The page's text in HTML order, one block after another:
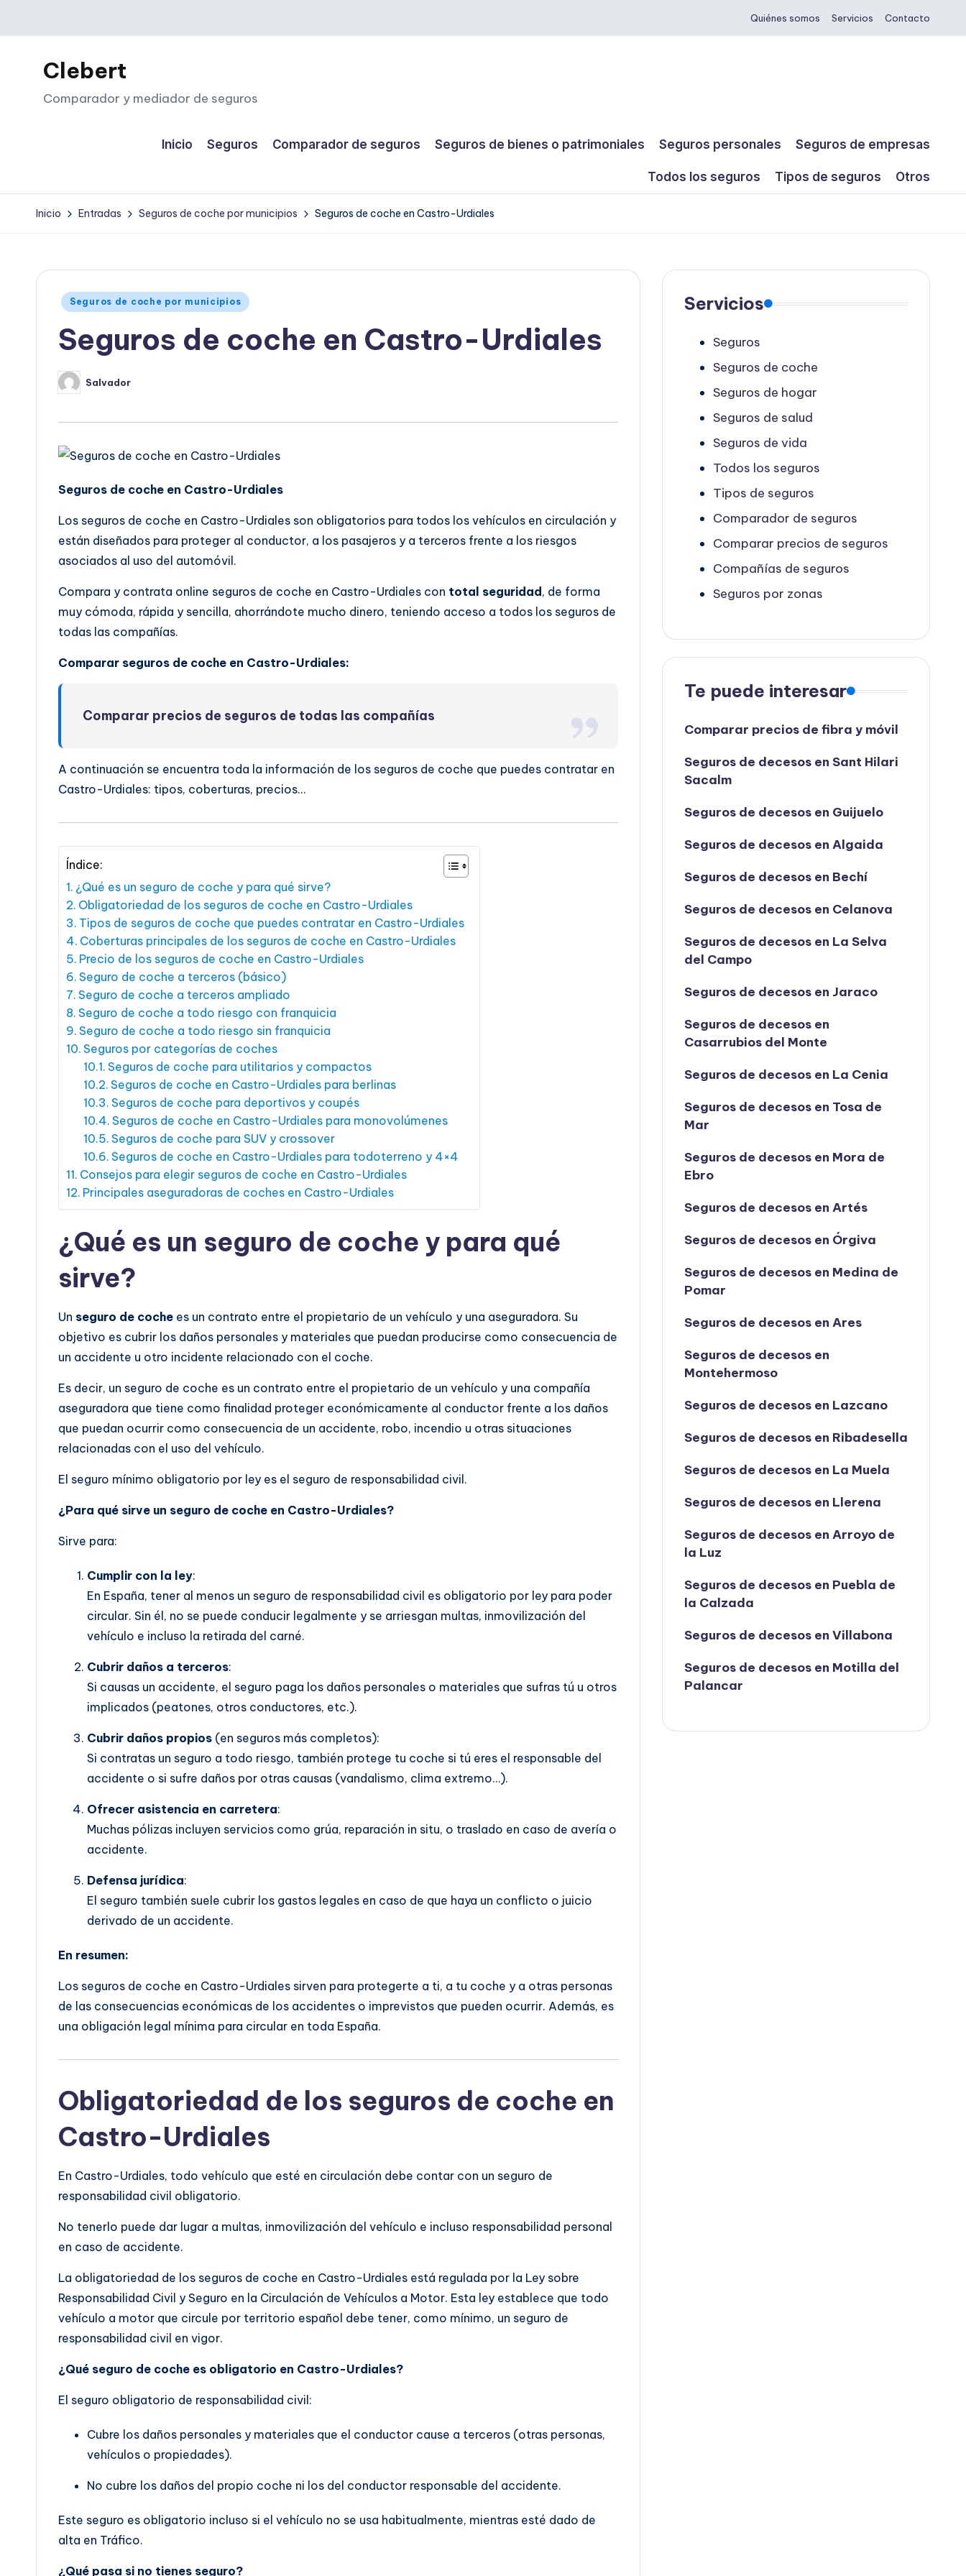
Saltar
contenido
Quiénes somos Servicios Contacto
Clebert
Comparador y mediador de seguros
Inicio Seguros Comparador de seguros Seguros de bienes o patrimoniales Seguros personales Seguros de empresas
Todos los seguros Tipos de seguros Otros
Inicio Entradas Seguros de coche por municipios Seguros de coche en Castro-Urdiales
Publicado
Seguros de coche por municipios
Seguros de coche en Castro-Urdiales
Publicado
por
Salvador
Seguros de coche en Castro-Urdiales
Los seguros de coche en Castro-Urdiales son obligatorios para todos los vehículos en circulación y
están diseñados para proteger al conductor, a los pasajeros y a terceros frente a los riesgos
asociados al uso del automóvil.
Compara y contrata online seguros de coche en Castro-Urdiales con total seguridad , de forma
muy cómoda, rápida y sencilla, ahorrándote mucho dinero, teniendo acceso a todos los seguros de
todas las compañías.
Comparar seguros de coche en Castro-Urdiales:
Comparar precios de seguros de todas las compañías
A continuación se encuentra toda la información de los seguros de coche que puedes contratar en
Castro-Urdiales: tipos, coberturas, precios…
Índice:
¿Qué es un seguro de coche y para qué sirve?
Obligatoriedad de los seguros de coche en Castro-Urdiales
Tipos de seguros de coche que puedes contratar en Castro-Urdiales
Coberturas principales de los seguros de coche en Castro-Urdiales
Precio de los seguros de coche en Castro-Urdiales
Seguro de coche a terceros (básico)
Seguro de coche a terceros ampliado
Seguro de coche a todo riesgo con franquicia
Seguro de coche a todo riesgo sin franquicia
Seguros por categorías de coches
Seguros de coche para utilitarios y compactos
Seguros de coche en Castro-Urdiales para berlinas
Seguros de coche para deportivos y coupés
Seguros de coche en Castro-Urdiales para monovolúmenes
Seguros de coche para SUV y crossover
Seguros de coche en Castro-Urdiales para todoterreno y 4×4
Consejos para elegir seguros de coche en Castro-Urdiales
Principales aseguradoras de coches en Castro-Urdiales
¿Qué es un seguro de coche y para qué
sirve?
Un seguro de coche es un contrato entre el propietario de un vehículo y una aseguradora. Su
objetivo es cubrir los daños personales y materiales que puedan producirse como consecuencia de
un accidente u otro incidente relacionado con el coche.
Es decir, un seguro de coche es un contrato entre el propietario de un vehículo y una compañía
aseguradora que tiene como finalidad proteger económicamente al conductor frente a los daños
que puedan ocurrir como consecuencia de un accidente, robo, incendio u otras situaciones
relacionadas con el uso del vehículo.
El seguro mínimo obligatorio por ley es el seguro de responsabilidad civil.
¿Para qué sirve un seguro de coche en Castro-Urdiales?
Sirve para:
Cumplir con la ley:
En España, tener al menos un seguro de responsabilidad civil es obligatorio por ley para poder
circular. Sin él, no se puede conducir legalmente y se arriesgan multas, inmovilización del
vehículo e incluso la retirada del carné.
Cubrir daños a terceros:
Si causas un accidente, el seguro paga los daños personales o materiales que sufras tú u otros
implicados (peatones, otros conductores, etc.).
Cubrir daños propios (en seguros más completos):
Si contratas un seguro a todo riesgo, también protege tu coche si tú eres el responsable del
accidente o si sufre daños por otras causas (vandalismo, clima extremo…).
Ofrecer asistencia en carretera:
Muchas pólizas incluyen servicios como grúa, reparación in situ, o traslado en caso de avería o
accidente.
Defensa jurídica:
El seguro también suele cubrir los gastos legales en caso de que haya un conflicto o juicio
derivado de un accidente.
En resumen:
Los seguros de coche en Castro-Urdiales sirven para protegerte a ti, a tu coche y a otras personas
de las consecuencias económicas de los accidentes o imprevistos que pueden ocurrir. Además, es
una obligación legal mínima para circular en toda España.
Obligatoriedad de los seguros de coche en
Castro-Urdiales
En Castro-Urdiales, todo vehículo que esté en circulación debe contar con un seguro de
responsabilidad civil obligatorio.
No tenerlo puede dar lugar a multas, inmovilización del vehículo e incluso responsabilidad personal
en caso de accidente.
La obligatoriedad de los seguros de coche en Castro-Urdiales está regulada por la Ley sobre
Responsabilidad Civil y Seguro en la Circulación de Vehículos a Motor. Esta ley establece que todo
vehículo a motor que circule por territorio español debe tener, como mínimo, un seguro de
responsabilidad civil en vigor.
¿Qué seguro de coche es obligatorio en Castro-Urdiales?
El seguro obligatorio de responsabilidad civil:
Cubre los daños personales y materiales que el conductor cause a terceros (otras personas,
vehículos o propiedades).
No cubre los daños del propio coche ni los del conductor responsable del accidente.
Este seguro es obligatorio incluso si el vehículo no se usa habitualmente, mientras esté dado de
alta en Tráfico.
¿Qué pasa si no tienes seguro?
Servicios
Seguros
Seguros de coche
Seguros de hogar
Seguros de salud
Seguros de vida
Todos los seguros
Tipos de seguros
Comparador de seguros
Comparar precios de seguros
Compañías de seguros
Seguros por zonas
Te puede interesar
Comparar precios de fibra y móvil
Seguros de decesos en Sant Hilari
Sacalm
Seguros de decesos en Guijuelo
Seguros de decesos en Algaida
Seguros de decesos en Bechí
Seguros de decesos en Celanova
Seguros de decesos en La Selva
del Campo
Seguros de decesos en Jaraco
Seguros de decesos en
Casarrubios del Monte
Seguros de decesos en La Cenia
Seguros de decesos en Tosa de
Mar
Seguros de decesos en Mora de
Ebro
Seguros de decesos en Artés
Seguros de decesos en Órgiva
Seguros de decesos en Medina de
Pomar
Seguros de decesos en Ares
Seguros de decesos en
Montehermoso
Seguros de decesos en Lazcano
Seguros de decesos en Ribadesella
Seguros de decesos en La Muela
Seguros de decesos en Llerena
Seguros de decesos en Arroyo de
la Luz
Seguros de decesos en Puebla de
la Calzada
Seguros de decesos en Villabona
Seguros de decesos en Motilla del
Palancar